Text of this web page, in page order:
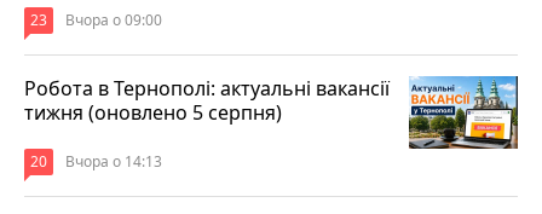
23 Вчора о 09:00
Робота в Тернополі: актуальні вакансії
тижня (оновлено 5 серпня)
20 Вчора о 14:13